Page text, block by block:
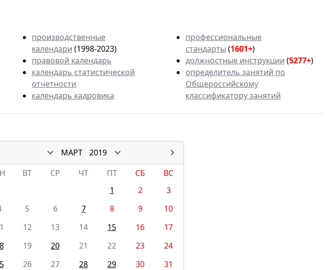
производственные
календари (1998-2023)
правовой календарь
календарь статистической
отчетности
календарь кадровика
профессиональные
стандарты (1601+)
должностные инструкции (5277+)
определитель занятий по
Общероссийскому
классификатору занятий
МАРТ
2019
ВТ СР ЧТ ПТ СБ
ВС
1
2
3
5 6 7 8 9
10
12 13 14 15 16
17
19 20 21 22 23
24
26 27 28 29 30 31